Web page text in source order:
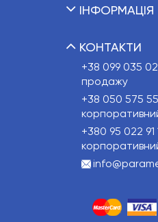
ІНФОРМАЦІЯ
КОНТАКТИ
+38 099 035
продажу
+38 050 575
+380 95 022 91